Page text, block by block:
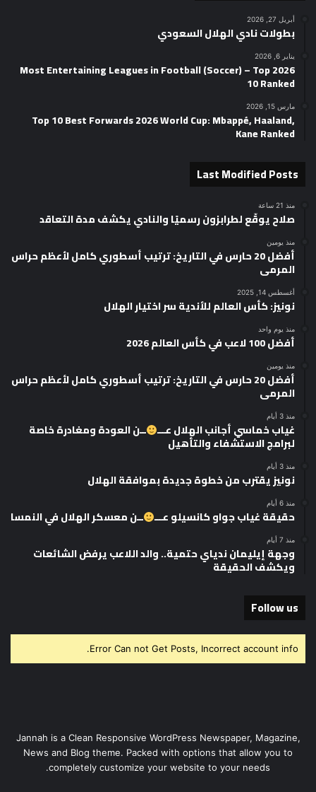
أبريل 27, 2026
بطولات نادي الهلال السعودي
يناير 6, 2026
2026 Most Entertaining Leagues in Football (Soccer) – Top
10 Ranked
مارس 15, 2026
Top 10 Best Forwards 2026 World Cup: Mbappé, Haaland,
Kane Ranked
Last Modified Posts
منذ 21 ساعة
صلاح يوقّع لطرابزون رسميًا والنادي يكشف مدة التعاقد
منذ يومين
أفضل 20 حارس في التاريخ: ترتيب أسطوري كامل لأعظم حراس
المرمى
أغسطس 14, 2025
نونيز: كأس العالم للأندية سر اختيار الهلال
منذ يوم واحد
أفضل 100 لاعب في كأس العالم 2026
منذ يومين
أفضل 20 حارس في التاريخ: ترتيب أسطوري كامل لأعظم حراس
المرمى
منذ 3 أيام
غياب خماسي أجانب الهلال عـــ ــن العودة ومغادرة خاصة
لبرامج الاستشفاء والتأهيل
منذ 3 أيام
نونيز يقترب من خطوة جديدة بموافقة الهلال
منذ 6 أيام
حقيقة غياب جواو كانسيلو عـــ ــن معسكر الهلال في النمسا
منذ 7 أيام
وجهة إيليمان ندياي حتمية.. والد اللاعب يرفض الشائعات
ويكشف الحقيقة
Follow us
Error Can not Get Posts, Incorrect account info.
Jannah is a Clean Responsive WordPress Newspaper, Magazine,
News and Blog theme. Packed with options that allow you to
completely customize your website to your needs.